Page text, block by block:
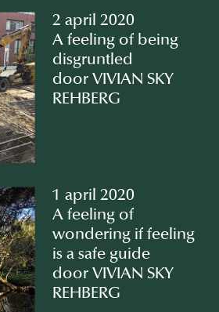
2 april 2020
A feeling of being
disgruntled
door VIVIAN SKY
REHBERG
1 april 2020
A feeling of
wondering if feeling
is a safe guide
door VIVIAN SKY
REHBERG